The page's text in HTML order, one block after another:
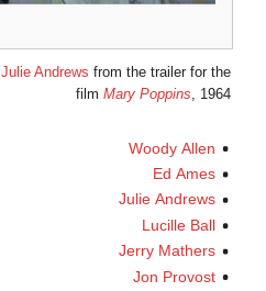
Julie Andrews from the trailer for the
film Mary Poppins, 1964
Woody Allen
Ed Ames
Julie Andrews
Lucille Ball
Jerry Mathers
Jon Provost